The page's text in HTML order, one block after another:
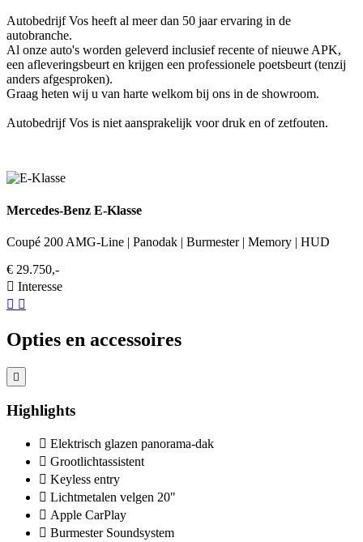
Autobedrijf Vos heeft al meer dan 50 jaar ervaring in de
autobranche.
Al onze auto's worden geleverd inclusief recente of nieuwe APK,
een afleveringsbeurt en krijgen een professionele poetsbeurt (tenzij
anders afgesproken).
Graag heten wij u van harte welkom bij ons in de showroom.
Autobedrijf Vos is niet aansprakelijk voor druk en of zetfouten.
Mercedes-Benz E-Klasse
Coupé 200 AMG-Line | Panodak | Burmester | Memory | HUD
€ 29.750,-
Interesse
Opties en accessoires
Highlights
Elektrisch glazen panorama-dak
Grootlichtassistent
Keyless entry
Lichtmetalen velgen 20"
Apple CarPlay
Burmester Soundsystem